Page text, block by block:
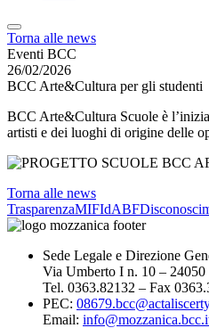
Torna alle news
Eventi BCC
26/02/2026
BCC Arte&Cultura per gli studenti
BCC Arte&Cultura Scuole è
artisti e dei luoghi di origine delle
Torna alle news
TrasparenzaMIFIdABF
Sede Legale e Direzione
Via Umberto I n. 10 –
Tel. 0363.82132 – Fax
PEC:
Email: